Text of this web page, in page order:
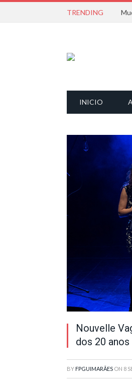
TRENDING
INICIO
Nouvelle
dos 20 anos
BY FPGUIMARÃES ON 8